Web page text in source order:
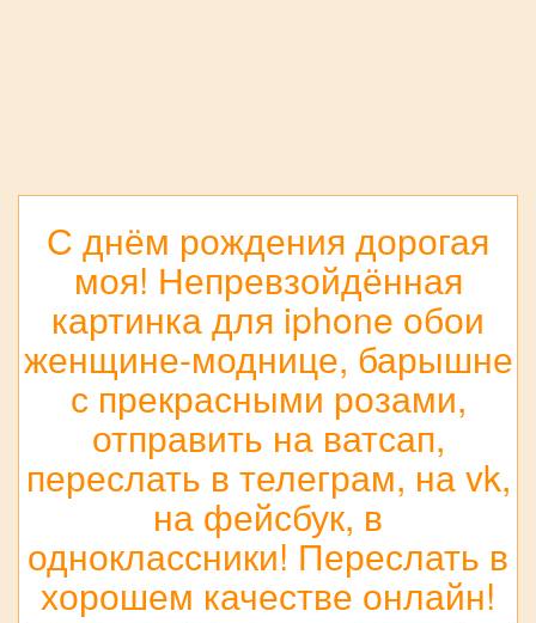
С днём рождения дорогая
моя! Непревзойдённая
картинка для iphone обои
женщине-моднице, барышне
с прекрасными розами,
отправить на ватсап,
переслать в телеграм, на vk,
на фейсбук, в
одноклассники! Переслать в
хорошем качестве онлайн!